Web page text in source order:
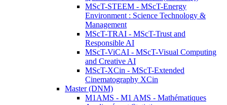
MScT-STEEM - MScT-Energy
Environment : Science Technology &
Management
MScT-TRAI - MScT-Trust and
Responsible AI
MScT-ViCAI - MScT-Visual Computing
and Creative AI
MScT-XCin - MScT-Extended
Cinematography XCin
Master (DNM)
M1AMS - M1 AMS - Mathématiques